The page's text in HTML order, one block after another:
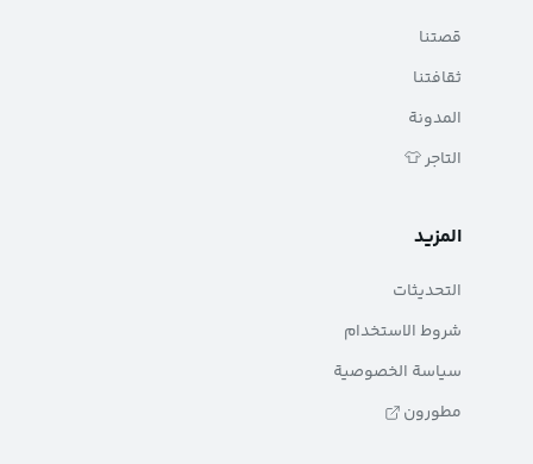
قصتنا
ثقافتنا
المدونة
التاجر 👕
المزيد
التحديثات
شروط الاستخدام
سياسة الخصوصية
مطورون